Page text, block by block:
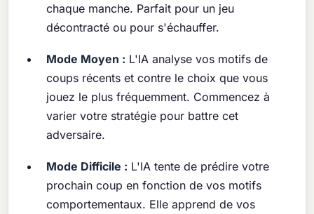
chaque manche. Parfait pour un jeu
décontracté ou pour s'échauffer.
Mode Moyen : L'IA analyse vos motifs de
coups récents et contre le choix que vous
jouez le plus fréquemment. Commencez à
varier votre stratégie pour battre cet
adversaire.
Mode Difficile : L'IA tente de prédire votre
prochain coup en fonction de vos motifs
comportementaux. Elle apprend de vos